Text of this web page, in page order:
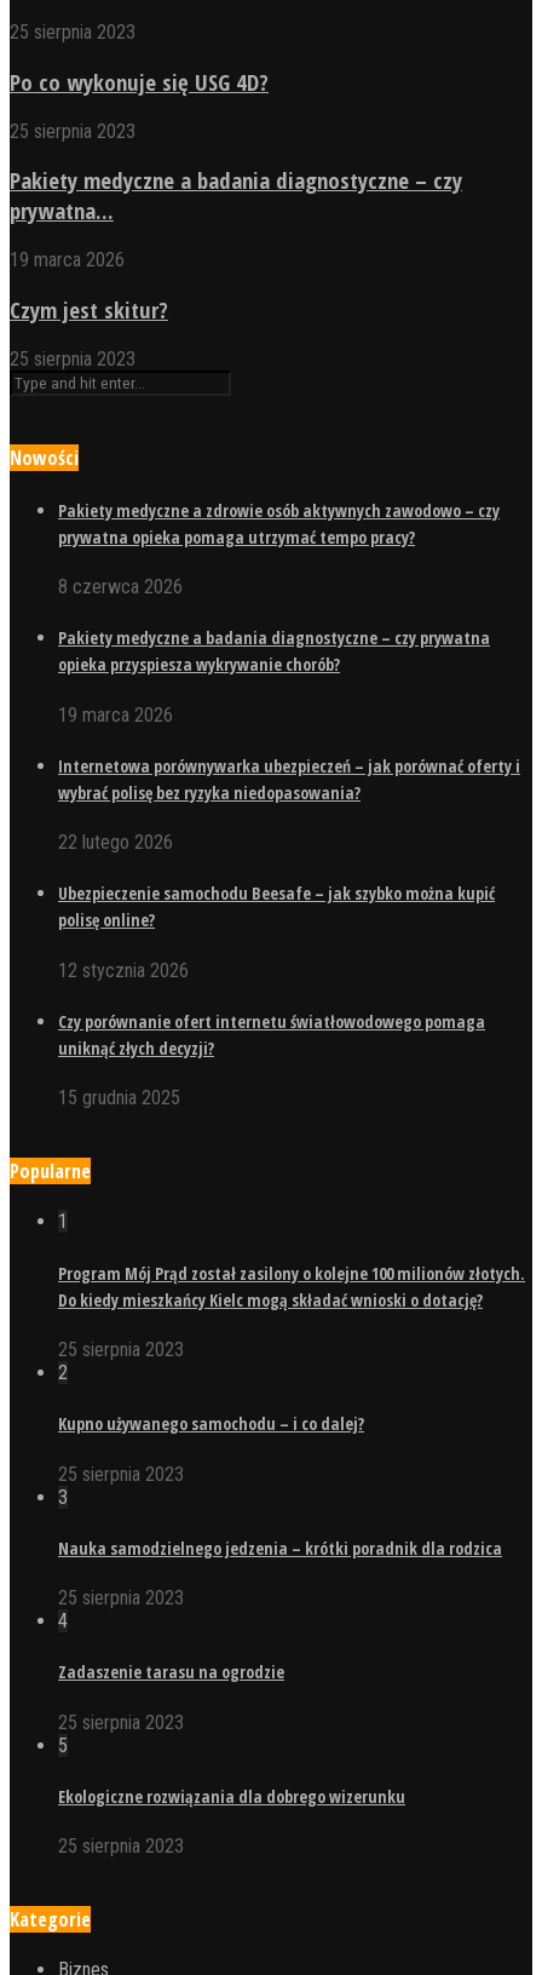
25 sierpnia 2023
Po co wykonuje się USG 4D?
25 sierpnia 2023
Pakiety medyczne a badania diagnostyczne – czy
prywatna...
19 marca 2026
Czym jest skitur?
25 sierpnia 2023
Nowości
Pakiety medyczne a zdrowie osób aktywnych zawodowo – czy
prywatna opieka pomaga utrzymać tempo pracy?
8 czerwca 2026
Pakiety medyczne a badania diagnostyczne – czy prywatna
opieka przyspiesza wykrywanie chorób?
19 marca 2026
Internetowa porównywarka ubezpieczeń – jak porównać oferty i
wybrać polisę bez ryzyka niedopasowania?
22 lutego 2026
Ubezpieczenie samochodu Beesafe – jak szybko można kupić
polisę online?
12 stycznia 2026
Czy porównanie ofert internetu światłowodowego pomaga
uniknąć złych decyzji?
15 grudnia 2025
Popularne
1
Program Mój Prąd został zasilony o kolejne 100 milionów złotych.
Do kiedy mieszkańcy Kielc mogą składać wnioski o dotację?
25 sierpnia 2023
2
Kupno używanego samochodu – i co dalej?
25 sierpnia 2023
3
Nauka samodzielnego jedzenia – krótki poradnik dla rodzica
25 sierpnia 2023
4
Zadaszenie tarasu na ogrodzie
25 sierpnia 2023
5
Ekologiczne rozwiązania dla dobrego wizerunku
25 sierpnia 2023
Kategorie
Biznes